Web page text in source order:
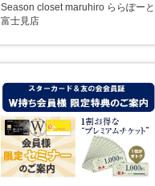
Season closet maruhiro ららぽーと
富士見店